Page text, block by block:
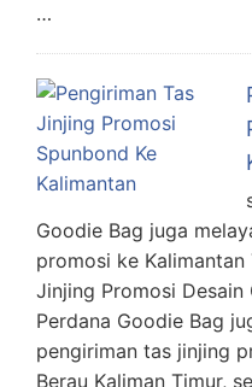
…
Goodie Bag juga
promosi ke
Jinjing Promosi
Perdana Goodie Bag
pengiriman tas jinjing
Berau Kaliman Timur,